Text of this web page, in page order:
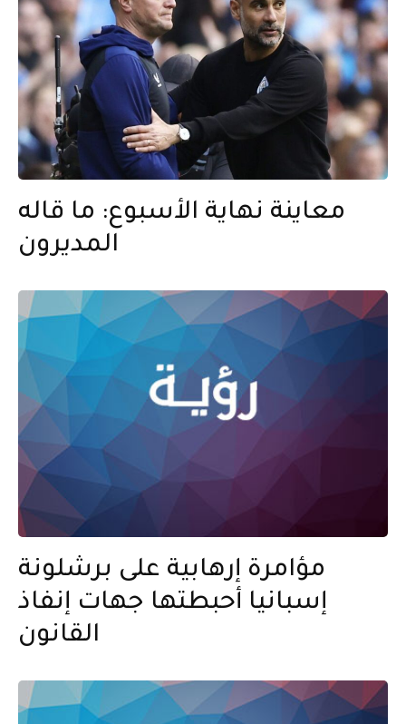
معاينة نهاية الأسبوع: ما قاله
المديرون
مؤامرة إرهابية على برشلونة
إسبانيا أحبطتها جهات إنفاذ
القانون